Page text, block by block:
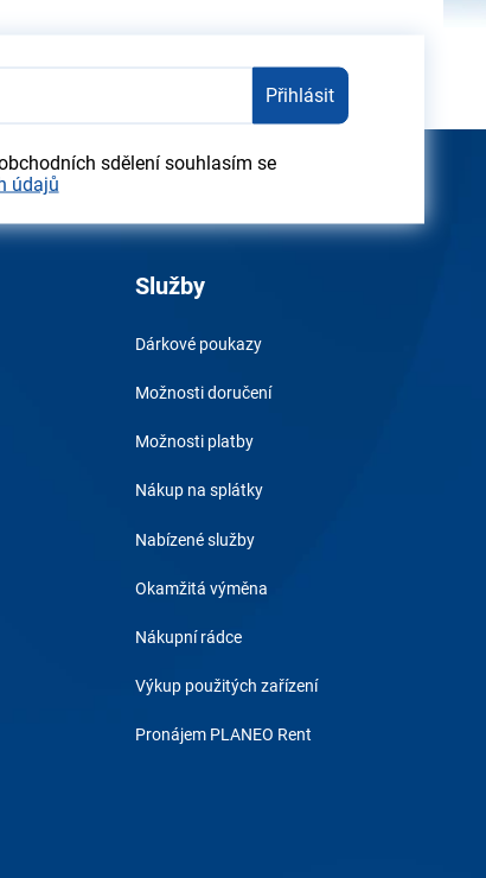
Přihlásit
sdělení souhlasím se
údajů
Služby
Dárkové poukazy
Možnosti doručení
Možnosti platby
Nákup na splátky
Nabízené služby
Okamžitá výměna
Nákupní rádce
Výkup použitých zařízení
Pronájem PLANEO Rent